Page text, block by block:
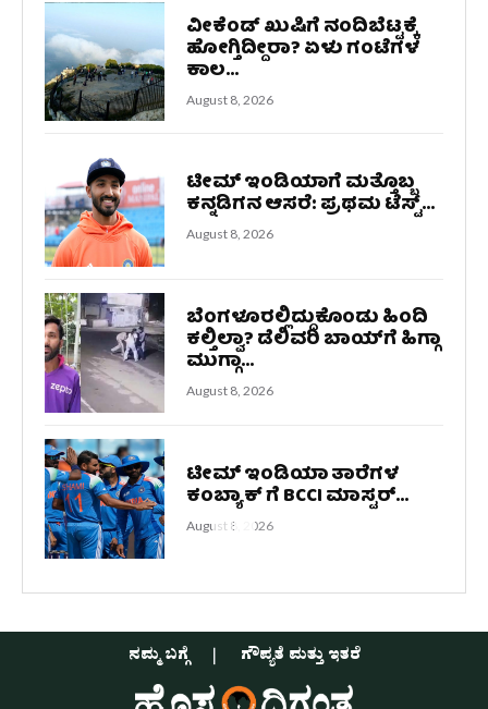
ವೀಕೆಂಡ್‌ ಖುಷಿಗೆ ನಂದಿಬೆಟ್ಟಕ್ಕೆ
ಹೋಗ್ತಿದ್ದೀರಾ? ಏಳು ಗಂಟೆಗಳ
ಕಾಲ...
August 8, 2026
ಟೀಮ್ ಇಂಡಿಯಾಗೆ ಮತ್ತೊಬ್ಬ
ಕನ್ನಡಿಗನ ಆಸರೆ: ಪ್ರಥಮ ಟೆಸ್ಟ್...
August 8, 2026
ಬೆಂಗಳೂರಲ್ಲಿದ್ದುಕೊಂಡು ಹಿಂದಿ
ಕಲ್ತಿಲ್ವಾ? ಡೆಲಿವರಿ ಬಾಯ್‌ಗೆ ಹಿಗ್ಗಾ
ಮುಗ್ಗಾ...
August 8, 2026
ಟೀಮ್ ಇಂಡಿಯಾ ತಾರೆಗಳ
ಕಂಬ್ಯಾಕ್ ಗೆ BCCI ಮಾಸ್ಟರ್...
August 8, 2026
ನಮ್ಮ ಬಗ್ಗೆ ಗೌಪ್ಯತೆ ಮತ್ತು ಇತರೆ